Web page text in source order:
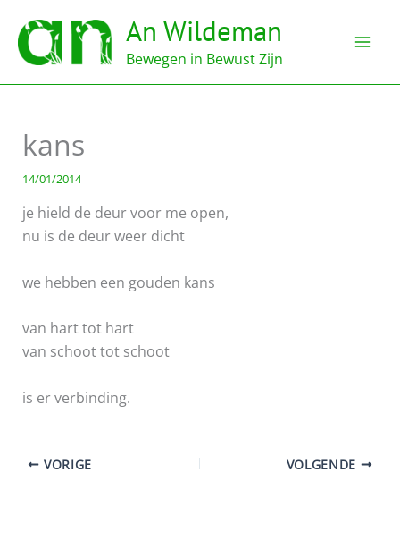
naar
inhoud
An Wildeman
Bewegen in Bewust Zijn
kans
14/01/2014
je hield de deur voor me open,
nu is de deur weer dicht
we hebben een gouden kans
van hart tot hart
van schoot tot schoot
is er verbinding.
VORIGE VOLGENDE